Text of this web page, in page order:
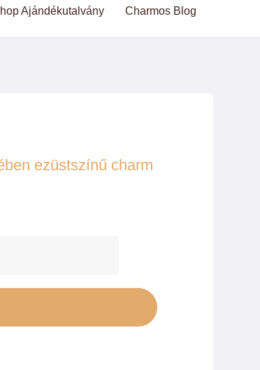
Ajándékutalvány Charmos Blog
ezüstszínű charm